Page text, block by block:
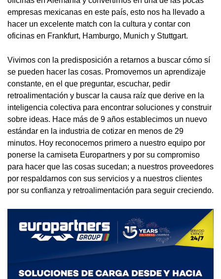
empresas mexicanas en este país, esto nos ha llevado a
hacer un excelente match con la cultura y contar con
oficinas en Frankfurt, Hamburgo, Munich y Stuttgart.
Vivimos con la predisposición a retarnos a buscar cómo sí
se pueden hacer las cosas. Promovemos un aprendizaje
constante, en el que preguntar, escuchar, pedir
retroalimentación y buscar la causa raíz que derive en la
inteligencia colectiva para encontrar soluciones y construir
sobre ideas. Hace más de 9 años establecimos un nuevo
estándar en la industria de cotizar en menos de 29
minutos. Hoy reconocemos primero a nuestro equipo por
ponerse la camiseta Europartners y por su compromiso
para hacer que las cosas sucedan; a nuestros proveedores
por respaldarnos con sus servicios y a nuestros clientes
por su confianza y retroalimentación para seguir creciendo.